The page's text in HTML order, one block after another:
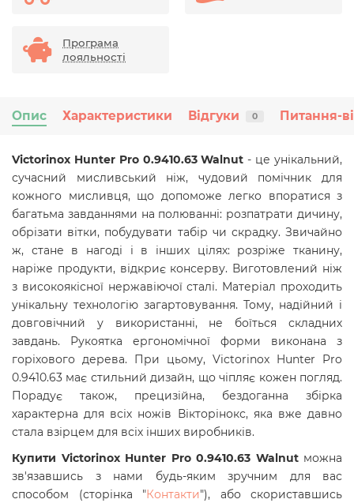
Програма
лояльності
Опис Характеристики Відгуки 0 Питання-
Victorinox Hunter Pro 0.9410.63 Walnut - це унікальний,
сучасний мисливський ніж, чудовий помічник для
кожного мисливця, що допоможе легко впоратися з
багатьма завданнями на полюванні: розпатрати дичину,
обрізати вітки, побудувати табір чи скрадку. Звичайно
ж, стане в нагоді і в інших цілях: розріже тканину,
наріже продукти, відкриє консерву. Виготовлений ніж
з високоякісної нержавіючої сталі. Матеріал проходить
унікальну технологію загартовування. Тому, надійний і
довговічний у використанні, не боїться складних
завдань. Рукоятка ергономічної форми виконана з
горіхового дерева. При цьому, Victorinox Hunter Pro
0.9410.63 має стильнийдизайн, що чіпляє кожен погляд.
Порадує також, прецизійна, бездоганна збірка
характерна для всіх ножів Вікторінокс, яка вже давно
стала взірцем для всіх інших виробників.
Купити Victorinox Hunter Pro 0.9410.63 Walnut можна
зв'язавшись з нами будь-яким зручним для вас
способом (сторінка "Контакти"), або скориставшись